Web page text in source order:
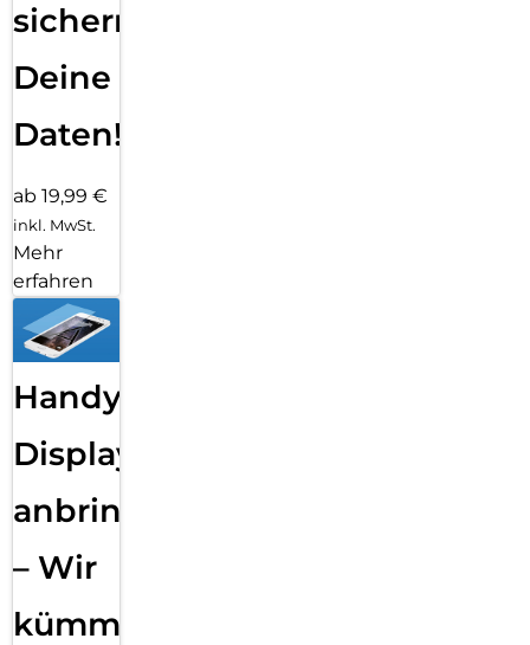
sichern
Deine
Daten!
ab 19,99 €
inkl. MwSt.
Mehr
erfahren
Handy
Displayfolie
anbringen
– Wir
kümmern